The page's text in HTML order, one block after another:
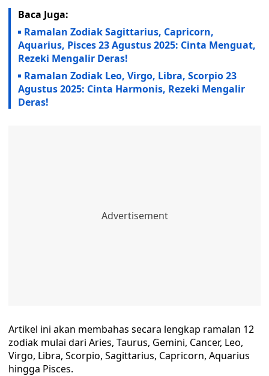
Baca Juga:
Ramalan Zodiak Sagittarius, Capricorn,
Aquarius, Pisces 23 Agustus 2025: Cinta Menguat,
Rezeki Mengalir Deras!
Ramalan Zodiak Leo, Virgo, Libra, Scorpio 23
Agustus 2025: Cinta Harmonis, Rezeki Mengalir
Deras!
Artikel ini akan membahas secara lengkap ramalan 12
zodiak mulai dari Aries, Taurus, Gemini, Cancer, Leo,
Virgo, Libra, Scorpio, Sagittarius, Capricorn, Aquarius
hingga Pisces.